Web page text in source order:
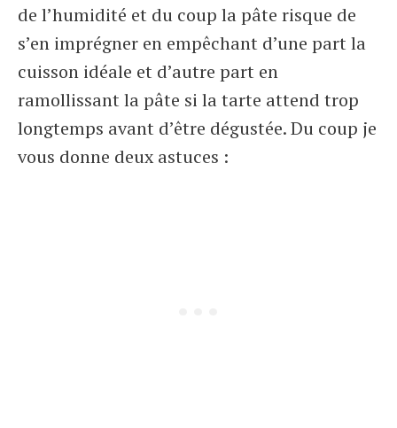
de l’humidité et du coup la pâte risque de
s’en imprégner en empêchant d’une part la
cuisson idéale et d’autre part en
ramollissant la pâte si la tarte attend trop
longtemps avant d’être dégustée. Du coup je
vous donne deux astuces :